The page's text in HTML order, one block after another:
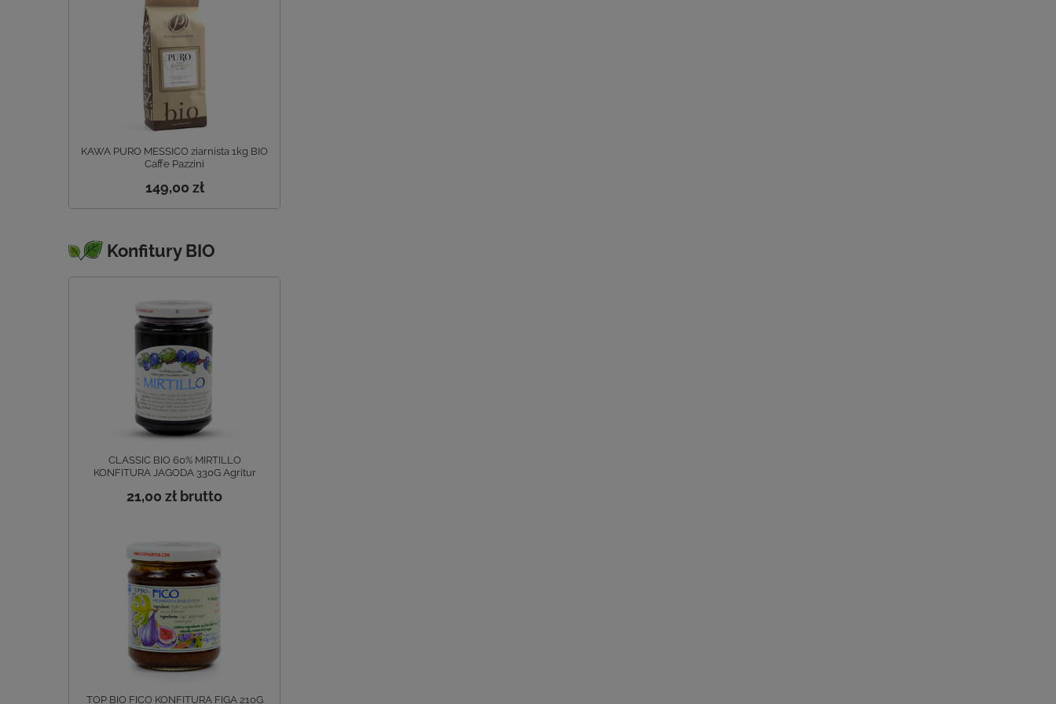
KAWA PURO MESSICO ziarnista 1kg BIO
Caffe Pazzini
149,00 zł
Konfitury BIO
CLASSIC BIO 60% MIRTILLO
KONFITURA JAGODA 330G Agritur
21,00 zł brutto
TOP BIO FICO KONFITURA FIGA 210G